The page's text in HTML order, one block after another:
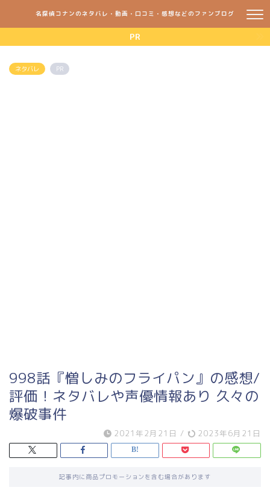
名探偵コナンのネタバレ・動画・口コミ・感想などのファンブログ
PR
ネタバレ PR
998話『憎しみのフライパン』の感想/
評価！ネタバレや声優情報あり 久々の
爆破事件
2021年2月21日 / 2023年6月21日
記事内に商品プロモーションを含む場合があります